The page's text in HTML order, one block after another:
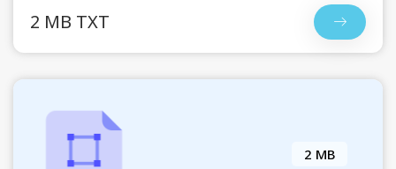
2 MB TXT
2 MB